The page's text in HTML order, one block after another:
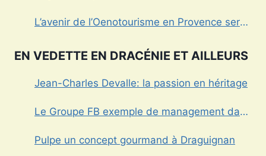
L’avenir de l’Oenotourisme en Provence sera-
EN VEDETTE EN DRACÉNIE ET AILLEURS
Jean-Charles Devalle: la passion en héritage
Le Groupe FB exemple de management dans
Pulpe un concept gourmand à Draguignan